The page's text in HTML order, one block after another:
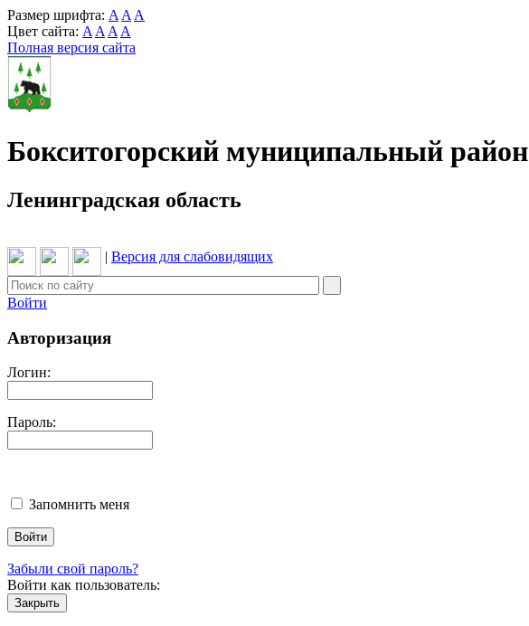
Размер шрифта: A A A
Цвет сайта: A A A A
Полная версия сайта
Бокситогорский муниципальный район
Ленинградская область
| Версия для слабовидящих
Войти
Авторизация
Логин:
Пароль:
Запомнить меня
Забыли свой пароль?
Войти как пользователь:
Закрыть